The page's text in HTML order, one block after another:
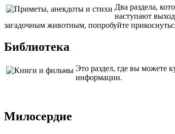
Два раздела,
наступают
загадочным животным, попробуйте
Библиотека
Это раздел, где вы можете
информации.
Милосердие